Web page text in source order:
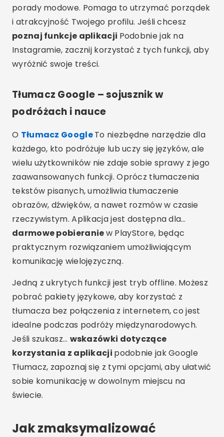
porady modowe. Pomaga to utrzymać porządek
i atrakcyjność Twojego profilu. Jeśli chcesz
poznaj funkcje aplikacji Podobnie jak na
Instagramie, zacznij korzystać z tych funkcji, aby
wyróżnić swoje treści.
Tłumacz Google – sojusznik w
podróżach i nauce
O Tłumacz GoogleTo niezbędne narzędzie dla
każdego, kto podróżuje lub uczy się języków, ale
wielu użytkowników nie zdaje sobie sprawy z jego
zaawansowanych funkcji. Oprócz tłumaczenia
tekstów pisanych, umożliwia tłumaczenie
obrazów, dźwięków, a nawet rozmów w czasie
rzeczywistym. Aplikacja jest dostępna dla…
darmowe pobieraniew PlayStore, będąc
praktycznym rozwiązaniem umożliwiającym
komunikację wielojęzyczną.
Jedną z ukrytych funkcji jest tryb offline. Możesz
pobrać pakiety językowe, aby korzystać z
tłumacza bez połączenia z internetem, co jest
idealne podczas podróży międzynarodowych.
Jeśli szukasz… wskazówki dotyczące
korzystania z aplikacji podobnie jak Google
Tłumacz, zapoznaj się z tymi opcjami, aby ułatwić
sobie komunikację w dowolnym miejscu na
świecie.
Jak zmaksymalizować